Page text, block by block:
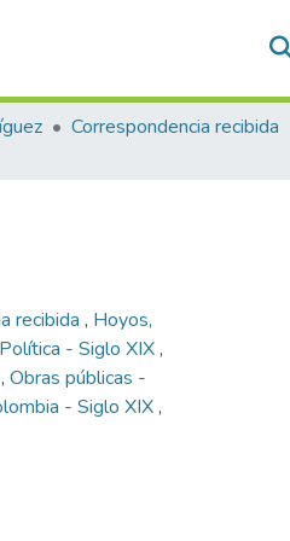
Correspondencia recibida
recibida , Hoyos,
- Siglo XIX,
, Obras públicas -
- Siglo XIX,